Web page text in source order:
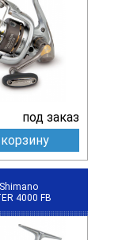
под заказ
4000 FB